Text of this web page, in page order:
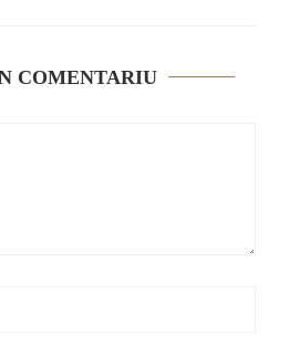
COMENTARIU